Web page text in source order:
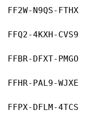
FF2W-N9QS-FTHX
FFQ2-4KXH-CVS9
FFBR-DFXT-PMGO
FFHR-PAL9-WJXE
FFPX-DFLM-4TCS